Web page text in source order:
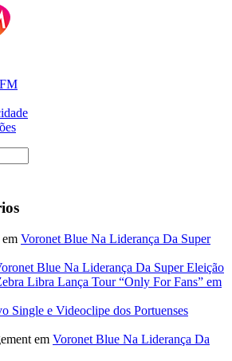
em Voronet Blue Na Liderança Da Super
Blue Na Liderança Da Super Eleição
Libra Lança Tour “Only For Fans” em
Single e Videoclipe dos Portuenses
em Voronet Blue Na Liderança Da